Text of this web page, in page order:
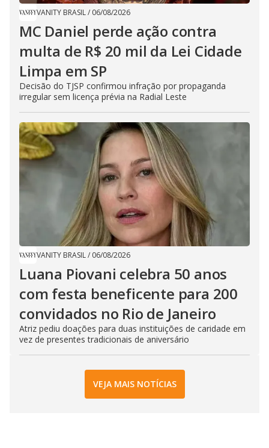
VANITY BRASIL/ 06/08/2026
MC Daniel perde ação contra
multa de R$ 20 mil da Lei Cidade
Limpa em SP
Decisão do TJSP confirmou infração por propaganda
irregular sem licença prévia na Radial Leste
VANITY BRASIL/ 06/08/2026
Luana Piovani celebra 50 anos
com festa beneficente para 200
convidados no Rio de Janeiro
Atriz pediu doações para duas instituições de caridade em
vez de presentes tradicionais de aniversário
VEJA MAIS NOTÍCIAS